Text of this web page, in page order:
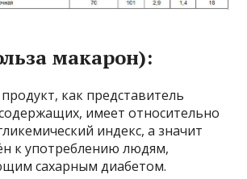
макарон):
как представитель
имеет относительно
индекс, а значит
к употреблению людям,
сахарным диабетом.